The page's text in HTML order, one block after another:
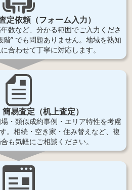
定依頼（フォーム入力）
数など、分かる範囲でご入力くださ
階” でも問題ありません。地域を熟知
合わせて丁寧に対応します。
易査定（机上査定）
・類似成約事例・エリア特性を考慮
。相続・空き家・住み替えなど、複
も気軽にご相談ください。